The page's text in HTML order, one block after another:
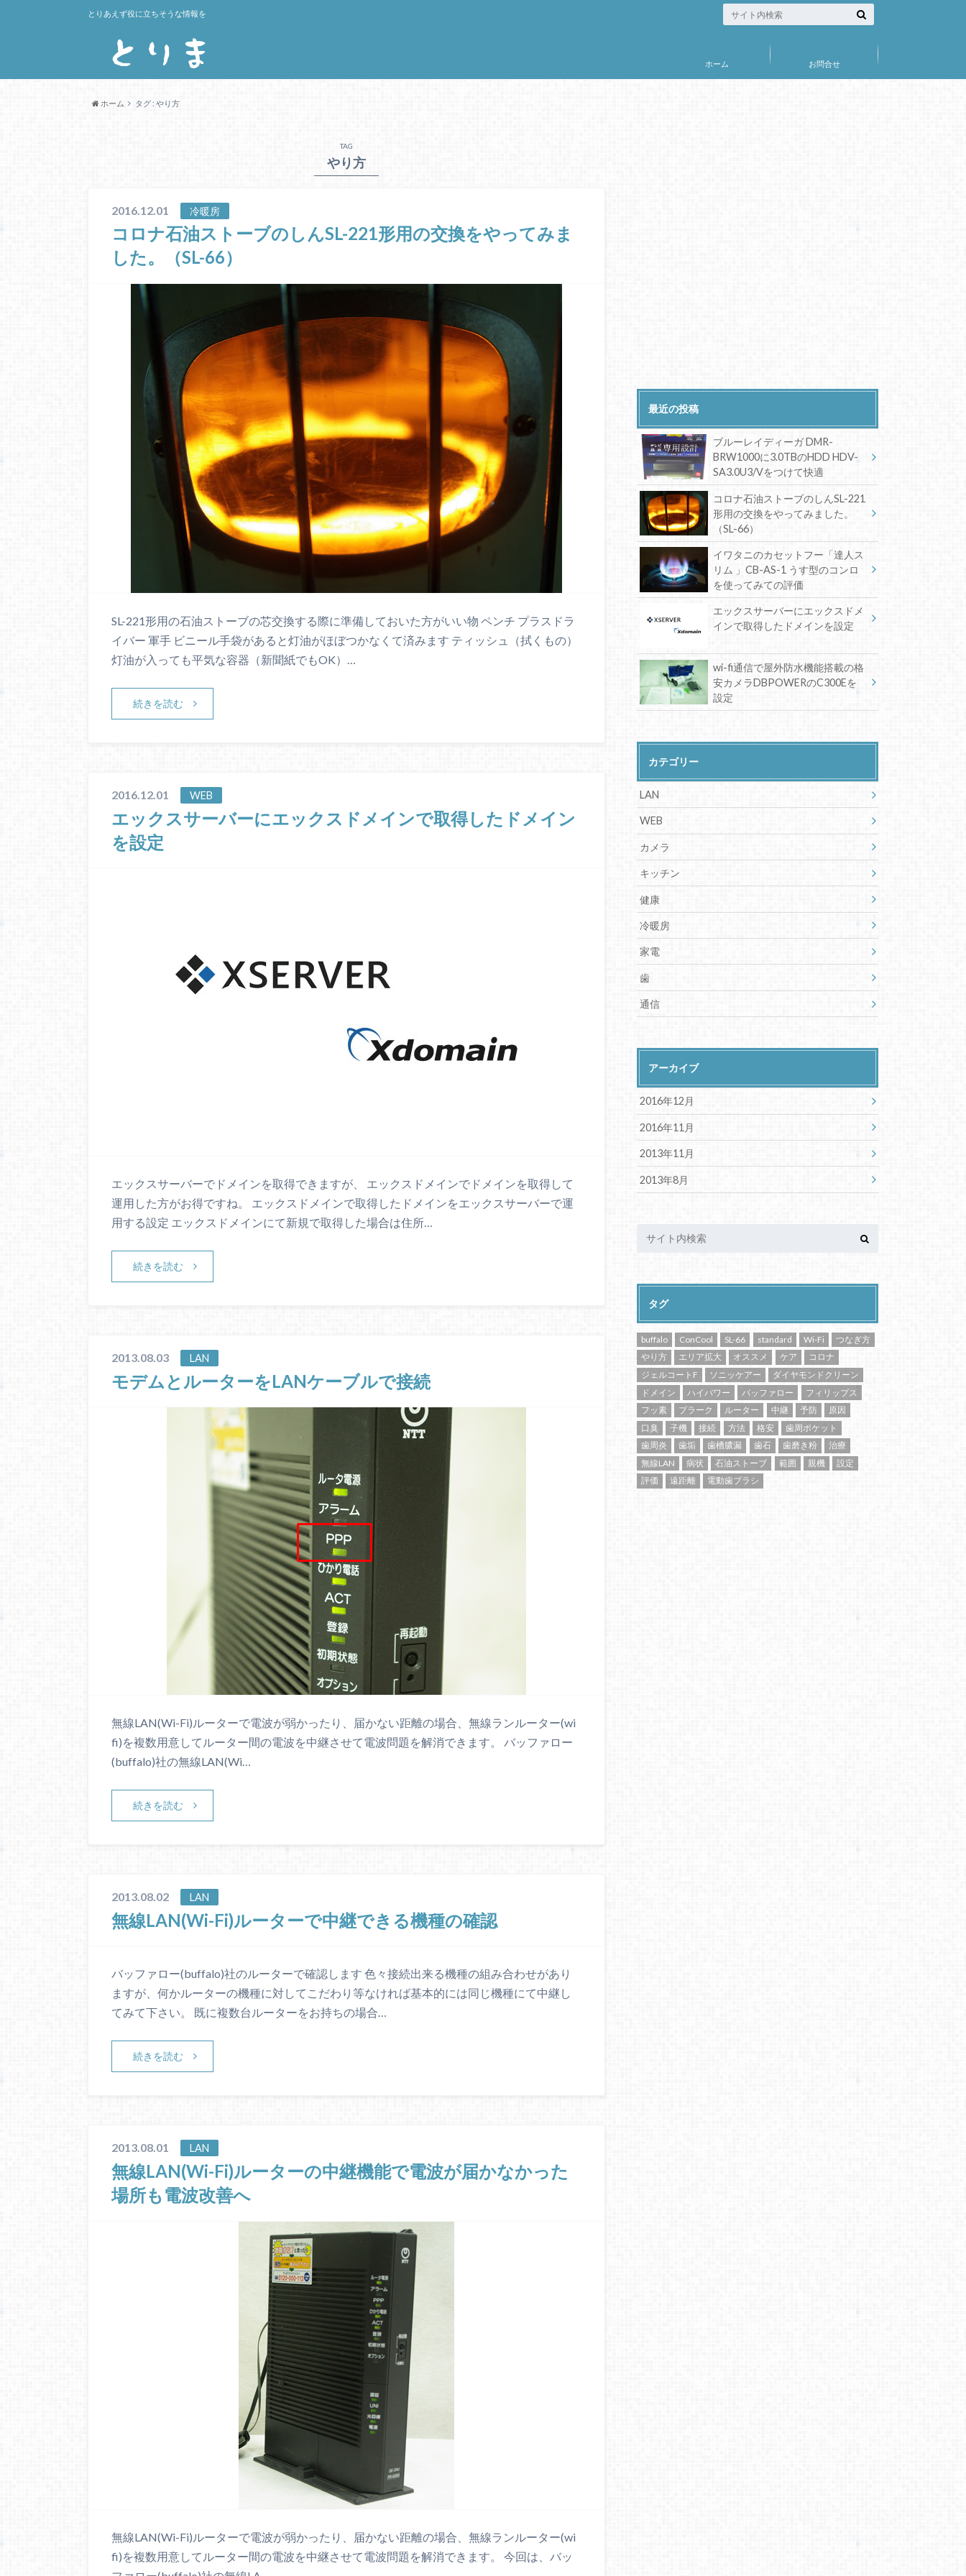
とりあえず役に立ちそうな情報を
ホーム お問合せ
ホーム タグ : やり方
TAG
やり方
2016.12.01 冷暖房
コロナ石油ストーブのしんSL-221形用の交換をやってみま
した。（SL-66）
SL-221形用の石油ストーブの芯交換する際に準備しておいた方がいい物 ペンチ プラスドラ
イバー 軍手 ビニール手袋があると灯油がほぼつかなくて済みます ティッシュ（拭くもの）
灯油が入っても平気な容器（新聞紙でもOK）…
続きを読む
2016.12.01 WEB
エックスサーバーにエックスドメインで取得したドメイン
を設定
エックスサーバーでドメインを取得できますが、 エックスドメインでドメインを取得して
運用した方がお得ですね。 エックスドメインで取得したドメインをエックスサーバーで運
用する設定 エックスドメインにて新規で取得した場合は住所…
続きを読む
2013.08.03 LAN
モデムとルーターをLANケーブルで接続
無線LAN(Wi-Fi)ルーターで電波が弱かったり、届かない距離の場合、無線ランルーター(wi
fi)を複数用意してルーター間の電波を中継させて電波問題を解消できます。 バッファロー
(buffalo)社の無線LAN(Wi…
続きを読む
2013.08.02 LAN
無線LAN(Wi-Fi)ルーターで中継できる機種の確認
バッファロー(buffalo)社のルーターで確認します 色々接続出来る機種の組み合わせがあり
ますが、何かルーターの機種に対してこだわり等なければ基本的には同じ機種にて中継し
てみて下さい。 既に複数台ルーターをお持ちの場合…
続きを読む
2013.08.01 LAN
無線LAN(Wi-Fi)ルーターの中継機能で電波が届かなかった
場所も電波改善へ
無線LAN(Wi-Fi)ルーターで電波が弱かったり、届かない距離の場合、無線ランルーター(wi
fi)を複数用意してルーター間の電波を中継させて電波問題を解消できます。 今回は、バッ
最近の投稿
ブルーレイディーガ DMR-
BRW1000に3.0TBのHDD HDV-
SA3.0U3/Vをつけて快適
コロナ石油ストーブのしんSL-221
形用の交換をやってみました。
（SL-66）
イワタニのカセットフー「達人ス
リム 」CB-AS-1 うす型のコンロ
を使ってみての評価
エックスサーバーにエックスドメ
インで取得したドメインを設定
wi-fi通信で屋外防水機能搭載の格
安カメラDBPOWERのC300Eを
設定
カテゴリー
LAN
WEB
カメラ
キッチン
健康
冷暖房
家電
歯
通信
アーカイブ
2016年12月
2016年11月
2013年11月
2013年8月
タグ
buffalo ConCool SL-66 standard Wi-Fi
つなぎ方
やり方
エリア拡大 オススメ ケア
コロナ
ジェルコートF
ソニッケアー
ダイヤモンドクリーン
ドメイン
ハイパワー バッファロー
フィリップス
フッ素
プラーク ルーター 中継 予防
原因
口臭
子機 接続 方法 格安
歯周ポケット
歯周炎
歯垢 歯槽膿漏 歯石 歯磨き粉
治療
無線LAN
病状 石油ストーブ 範囲 親機
設定
評価
遠距離 電動歯ブラシ